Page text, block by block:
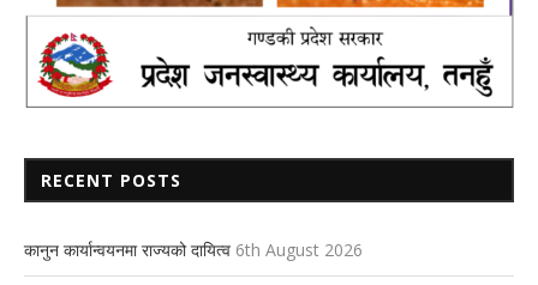
RECENT POSTS
कानुन कार्यान्वयनमा राज्यको दायित्व 6th August 2026